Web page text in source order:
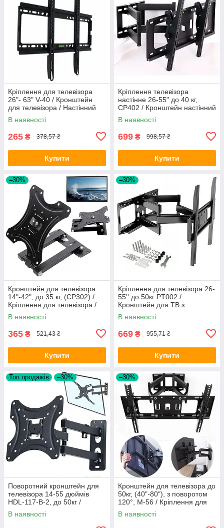
Кріплення для телевізора
26"- 63" V-40 / Кронштейн
для телевізора / Настінний
кронштейн для ТВ
В наявності
265 ₴ 378,57 ₴
Купити
Кріплення телевізора
настінне 26-55" до 40 кг,
CP402 / Кронштейн настінний
під телевізор / Кронштейн
для ТВ
В наявності
699 ₴ 998,57 ₴
Купити
–30%
Кронштейн для телевізора
14"-42", до 35 кг, (CP302) /
Кріплення для телевізора /
Кріплення для ТБ
В наявності
365 ₴ 521,43 ₴
Купити
–30%
Кріплення для телевізора 26-
55'' до 50кг PT002 /
Кронштейн для ТВ з
поворотом / Настінний
тримач для ТВ
В наявності
669 ₴ 955,71 ₴
Купити
Топ продажів –30%
Поворотний кронштейн для
телевізора 14-55 дюймів
HDL-117-B-2, до 50кг /
Настінне кріплення для
телевізора та монітора
В наявності
–30%
Кронштейн для телевізора до
50кг, (40"-80"), з поворотом
120°, M-56 / Кріплення для
телевізора поворотне
В наявності